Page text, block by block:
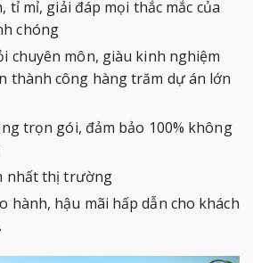
tỉ mỉ, giải đáp mọi thắc mắc của
chóng
chuyên môn, giàu kinh nghiệm
thành công hàng trăm dự án lớn
trọn gói, đảm bảo 100% không
nhất thị trường
hành, hậu mãi hấp dẫn cho khách